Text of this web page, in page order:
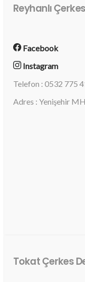
Reyhanlı
Facebook
Instagram
Telefon : 0532 775
Adres : Yenişehir
Tokat Çerkes